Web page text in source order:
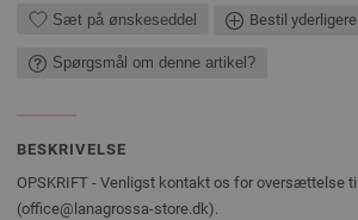
Sæt på ønskeseddel Bestil
Spørgsmål om denne artikel?
BESKRIVELSE
OPSKRIFT - Venligst kontakt os for oversættelse
(office@lanagrossa-store.dk).